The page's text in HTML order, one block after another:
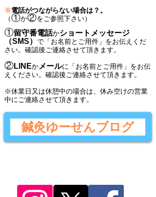
※電話がつながらない場合は？。
（①か②をご参照下さい）
①留守番電話かショートメッセージ
（SMS） で 「お名前とご用件 」 をお伝えくだ
さい。 確認後ご連絡させて頂きます。
②LINEかメールに 「お名前とご用件 」 をお伝
えください。 確認後ご連絡させて頂きます。
​※休業日又は休憩中の場合は、休み空けの営業
中にご連絡させて頂きます。
鍼灸ゆーせんブログ